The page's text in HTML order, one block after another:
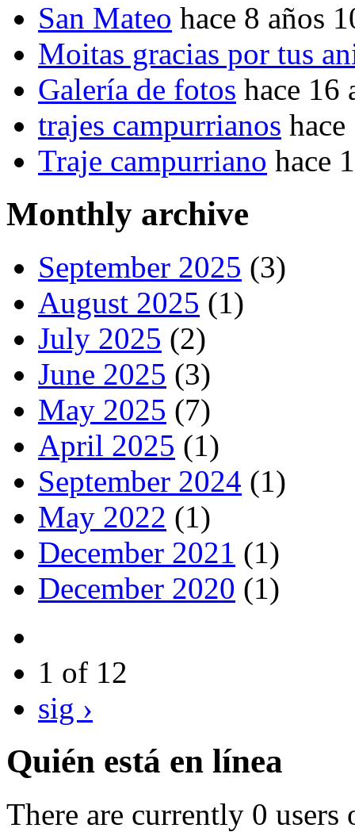
San Mateo hace 8 años
Moitas gracias por tus
Galería de fotos hace 16
trajes campurrianos
Traje campurriano hace
Monthly archive
September 2025 (3)
August 2025 (1)
July 2025 (2)
June 2025 (3)
May 2025 (7)
April 2025 (1)
September 2024 (1)
May 2022 (1)
December 2021 (1)
December 2020 (1)
1 of 12
sig ›
Quién está en línea
There are currently 0 users